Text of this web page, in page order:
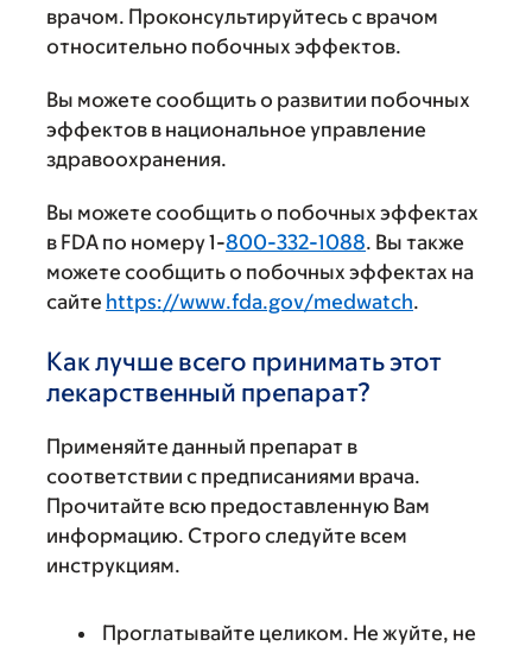
врачом. Проконсультируйтесь с врачом
относительно побочных эффектов.
Вы можете сообщить о развитии побочных
эффектов в национальное управление
здравоохранения.
Вы можете сообщить о побочных эффектах
в FDA по номеру 1-800-332-1088. Вы также
можете сообщить о побочных эффектах на
сайте https://www.fda.gov/medwatch.
Как лучше всего принимать этот
лекарственный препарат?
Применяйте данный препарат в
соответствии с предписаниями врача.
Прочитайте всю предоставленную Вам
информацию. Строго следуйте всем
инструкциям.
Проглатывайте целиком. Не жуйте, не